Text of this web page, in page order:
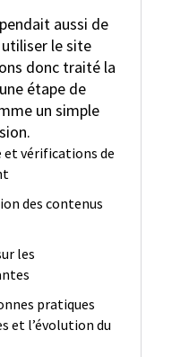
aussi de
le site
donc traité la
étape de
un simple
et vérifications de
des contenus
les
pratiques
et l’évolution du